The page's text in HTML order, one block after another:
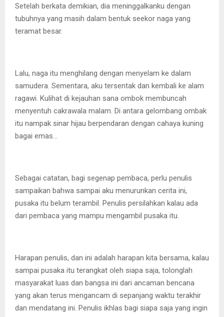
Setelah berkata demikian, dia meninggalkanku dengan
tubuhnya yang masih dalam bentuk seekor naga yang
teramat besar.
Lalu, naga itu menghilang dengan menyelam ke dalam
samudera. Sementara, aku tersentak dan kembali ke alam
ragawi. Kulihat di kejauhan sana ombok membuncah
menyentuh cakrawala malam. Di antara gelombang ombak
itu nampak sinar hijau berpendaran dengan cahaya kuning
bagai emas…
Sebagai catatan, bagi segenap pembaca, perlu penulis
sampaikan bahwa sampai aku menurunkan cerita ini,
pusaka itu belum terambil. Penulis persilahkan kalau ada
dari pembaca yang mampu mengambil pusaka itu.
Harapan penulis, dan ini adalah harapan kita bersama, kalau
sampai pusaka itu terangkat oleh siapa saja, tolonglah
masyarakat luas dan bangsa ini dari ancaman bencana
yang akan terus mengancam di sepanjang waktu terakhir
dan mendatang ini. Penulis ikhlas bagi siapa saja yang ingin